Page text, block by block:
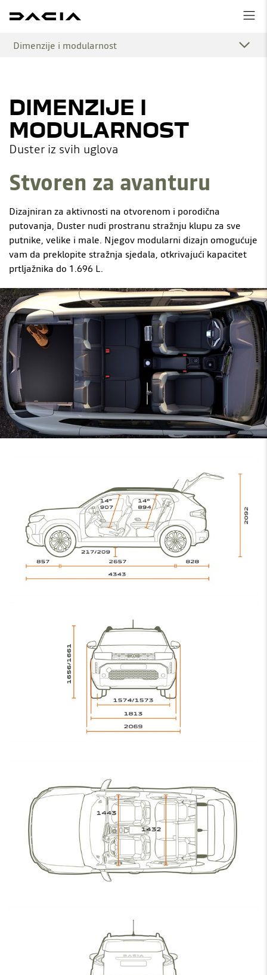
Dimenzije i modularnost
DIMENZIJE I
MODULARNOST
Duster iz svih uglova
Stvoren za avanturu
Dizajniran za aktivnosti na otvorenom i porodična
putovanja, Duster nudi prostranu stražnju klupu za sve
putnike, velike i male. Njegov modularni dizajn omogućuje
vam da preklopite stražnja sjedala, otkrivajući kapacitet
prtljažnika do 1.696 L.